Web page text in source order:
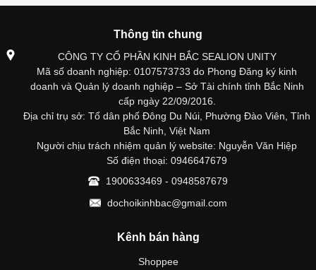
Thông tin chung
CÔNG TY CỔ PHẦN KINH BẮC SEALION UNITY
Mã số doanh nghiệp: 0107573733 do Phong Đăng ký kinh
doanh và Quản lý doanh nghiệp – Sở Tài chính tỉnh Bắc Ninh
cấp ngày 22/09/2016.
Địa chỉ trụ sở: Tổ dân phố Đông Du Núi, Phường Đào Viên, Tỉnh
Bắc Ninh, Việt Nam
Người chịu trách nhiệm quản lý website: Nguyễn Văn Hiệp
Số điện thoại: 0946647679
1900633469 - 0948587679
dochoikinhbac@gmail.com
Kênh bán hàng
Shoppee